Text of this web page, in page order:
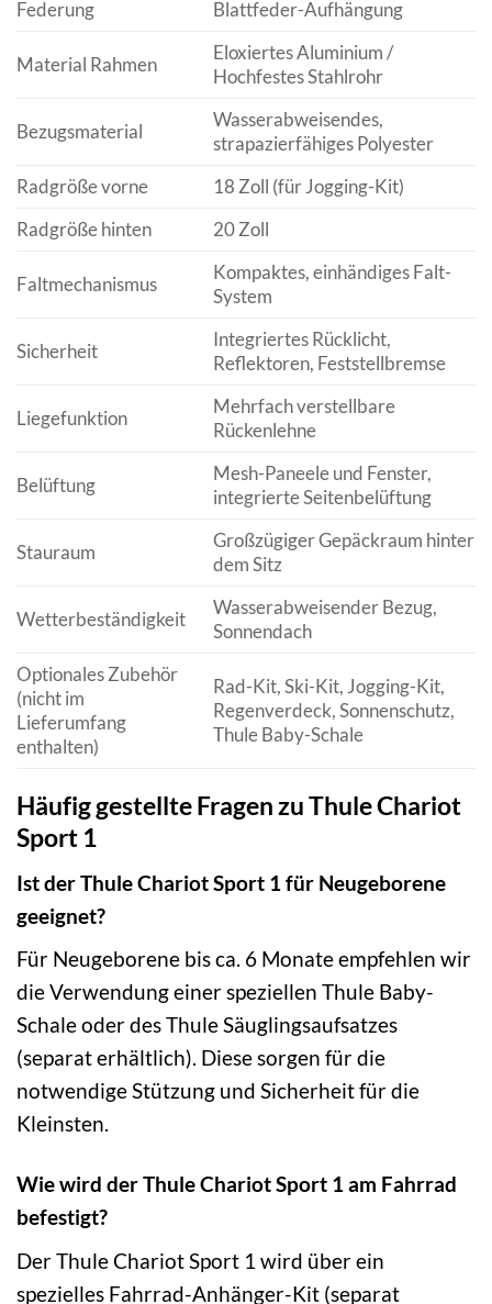
Federung Blattfeder-Aufhängung
Material Rahmen
Eloxiertes Aluminium /
Hochfestes Stahlrohr
Bezugsmaterial
Wasserabweisendes,
strapazierfähiges Polyester
Radgröße vorne
18 Zoll (für Jogging-Kit)
Radgröße hinten
20 Zoll
Faltmechanismus
Kompaktes, einhändiges Falt-
System
Sicherheit
Integriertes Rücklicht,
Reflektoren, Feststellbremse
Liegefunktion
Mehrfach verstellbare
Rückenlehne
Belüftung
Mesh-Paneele und Fenster,
integrierte Seitenbelüftung
Stauraum
Großzügiger Gepäckraum hinter
dem Sitz
Wetterbeständigkeit
Wasserabweisender Bezug,
Sonnendach
Optionales Zubehör
(nicht im
Lieferumfang
enthalten)
Rad-Kit, Ski-Kit, Jogging-Kit,
Regenverdeck, Sonnenschutz,
Thule Baby-Schale
Häufig gestellte Fragen zu Thule Chariot
Sport 1
Ist der Thule Chariot Sport 1 für Neugeborene
geeignet?
Für Neugeborene bis ca. 6 Monate empfehlen wir
die Verwendung einer speziellen Thule Baby-
Schale oder des Thule Säuglingsaufsatzes
(separat erhältlich). Diese sorgen für die
notwendige Stützung und Sicherheit für die
Kleinsten.
Wie wird der Thule Chariot Sport 1 am Fahrrad
befestigt?
Der Thule Chariot Sport 1 wird über ein
spezielles Fahrrad-Anhänger-Kit (separat